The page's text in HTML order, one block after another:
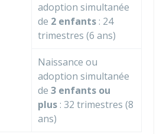
adoption simultanée
de 2 enfants : 24
trimestres (6 ans)
Naissance ou
adoption simultanée
de 3 enfants ou
plus : 32 trimestres (8
ans)